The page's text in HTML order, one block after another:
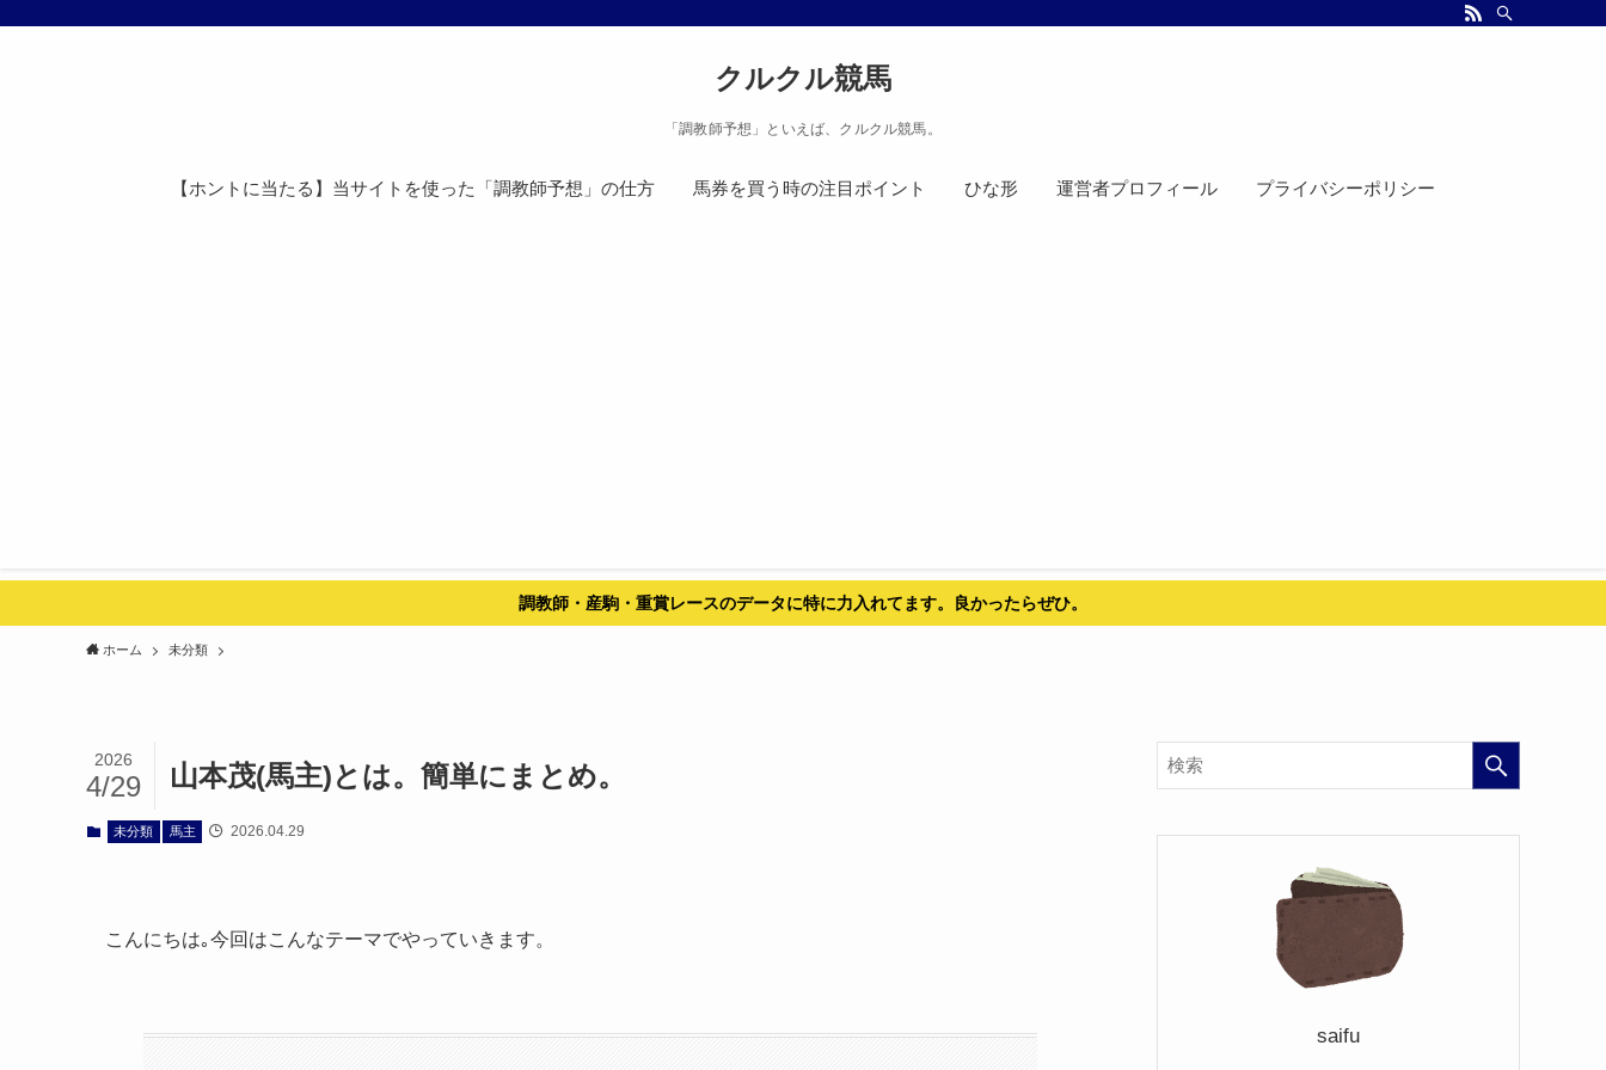
クルクル競馬
「調教師予想」といえば、クルクル競馬。
【ホントに当たる】当サイトを使った「調教師予想」の仕方 馬券を買う時の注目ポイント ひな形 運営者プロフィール プライバシーポリシー
調教師・産駒・重賞レースのデータに特に力入れてます。良かったらぜひ。
ホーム 未分類
山本茂(馬主)とは。簡単にまとめ。
2026
4/29
未分類 馬主 2026.04.29
こんにちは｡今回はこんなテーマでやっていきます。
saifu